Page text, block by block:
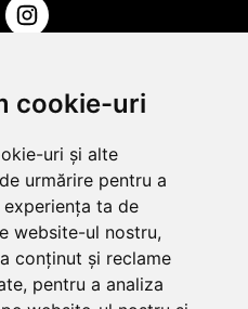
cookie-uri
uri și alte
urmărire pentru a
ta de
website-ul nostru,
conținut și reclame
pentru a analiza
lei
min
charge a fee between 4.99
area